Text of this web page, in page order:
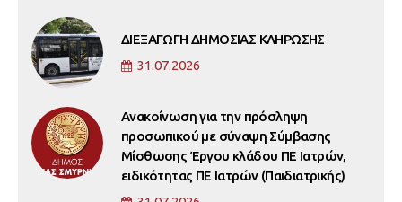
ΔΙΕΞΑΓΩΓΗ ΔΗΜΟΣΙΑΣ ΚΛΗΡΩΣΗΣ
31.07.2026
Ανακοίνωση για την πρόσληψη
προσωπικού με σύναψη Σύμβασης
Μίσθωσης Έργου κλάδου ΠΕ Ιατρών,
ειδικότητας ΠΕ Ιατρών (Παιδιατρικής)